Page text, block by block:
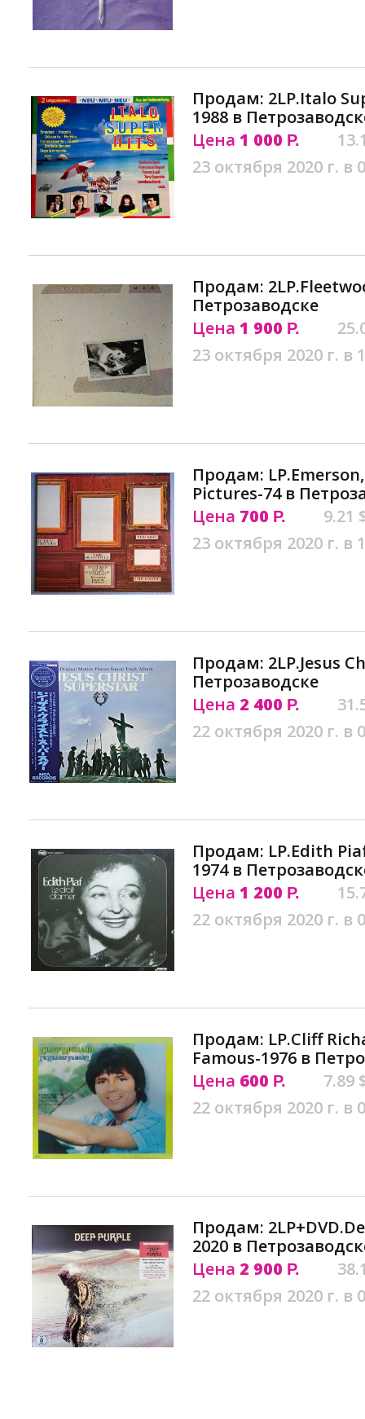
Продам: 2LP.Italo
1988 в
Цена 1 000 Р.
23 октября 2020 г. в
Продам:
Петрозаводске
Цена 1 900 Р.
23 октября 2020 г. в
Продам:
Pictures-74 в
Цена 700 Р.
9.21
23 октября 2020 г. в
Продам: 2LP.Jesus
Петрозаводске
Цена 2 400 Р.
22 октября 2020 г. в
Продам: LP.Edith
1974 в
Цена 1 200 Р.
22 октября 2020 г. в
Продам: LP.Cliff
Famous-1976 в
Цена 600 Р.
7.89
22 октября 2020 г. в
Продам:
2020 в
Цена 2 900 Р.
22 октября 2020 г. в